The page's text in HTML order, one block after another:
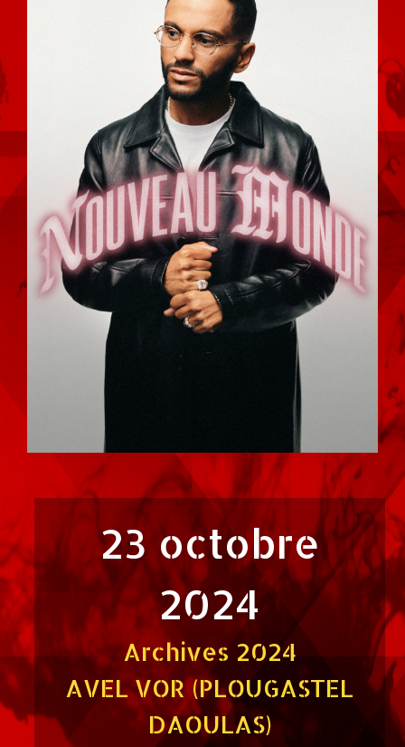
23 octobre
2024
Archives 2024
AVEL VOR (PLOUGASTEL
DAOULAS)